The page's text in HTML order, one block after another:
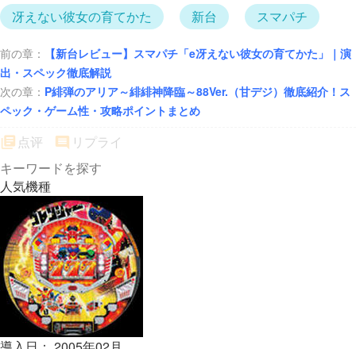
冴えない彼女の育てかた
新台 スマパチ
前の章：
【新台レビュー】スマパチ「e冴えない彼女の育てかた」｜演
出・スペック徹底解説
次の章： P緋弾のアリア～緋緋神降臨～88Ver.（甘デジ）徹底紹介！ス
ペック・ゲーム性・攻略ポイントまとめ
点评 リプライ
人気機種